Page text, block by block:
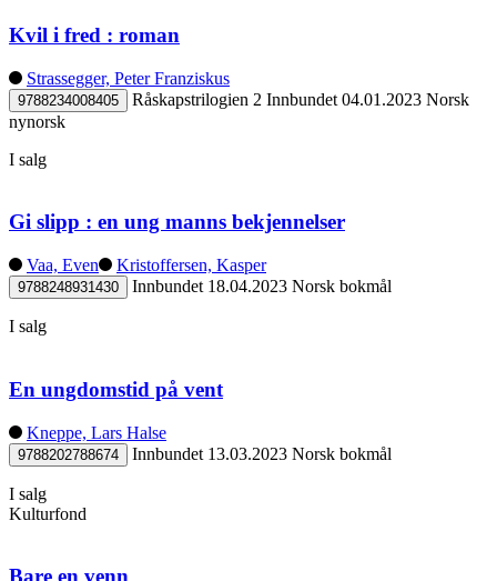
Kvil i fred : roman
Strassegger, Peter Franziskus
9788234008405 Råskapstrilogien 2 Innbundet 04.01.2023 Norsk
nynorsk
I salg
Gi slipp : en ung manns bekjennelser
Vaa, Even Kristoffersen, Kasper
9788248931430 Innbundet 18.04.2023 Norsk bokmål
I salg
En ungdomstid på vent
Kneppe, Lars Halse
9788202788674 Innbundet 13.03.2023 Norsk bokmål
I salg
Kulturfond